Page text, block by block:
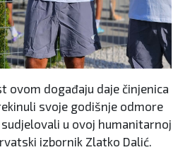
ovom događaju daje činjenica
svoje godišnje odmore
u ovoj humanitarnoj
izbornik Zlatko Dalić.